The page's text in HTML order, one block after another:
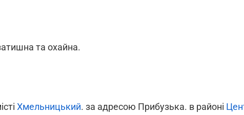
та охайна.
Хмельницький. за адресою Прибузька. в районі